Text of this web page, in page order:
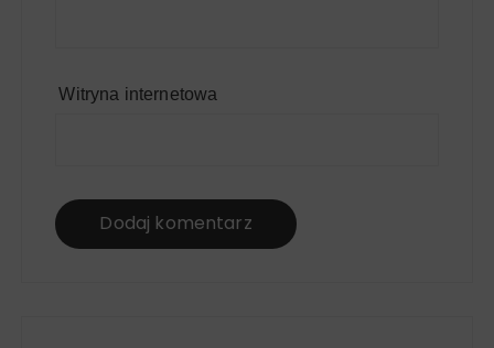
Witryna internetowa